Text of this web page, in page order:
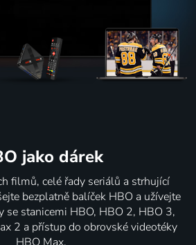
jako dárek
filmů, celé řady seriálů a strhující
bezplatně balíček HBO a užívejte
se stanicemi HBO, HBO 2, HBO 3,
2 a přístup do obrovské videotéky